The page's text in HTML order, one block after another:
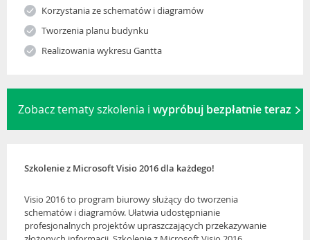
Korzystania ze schematów i diagramów
Tworzenia planu budynku
Realizowania wykresu Gantta
Zobacz tematy szkolenia i wypróbuj bezpłatnie teraz
Szkolenie z Microsoft Visio 2016 dla każdego!
Visio 2016 to program biurowy służący do tworzenia
schematów i diagramów. Ułatwia udostępnianie
profesjonalnych projektów upraszczających przekazywanie